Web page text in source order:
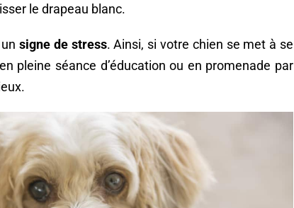
le drapeau blanc.
signe de stress. Ainsi, si votre chien se met à se
pleine séance d’éducation ou en promenade par